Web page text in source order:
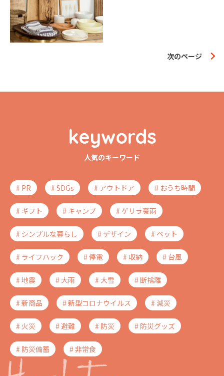
次のページ
keywords
人気のキーワード
# PR # SDGs # アウトドア # おうち時間
# ギフト # キャンプ # ゲリラ豪雨
# シンプルな暮らし # デザイン # ペット
# ライフハック # 停電 # 収納 # 台風
# 地震 # 大雨 # 大雪 # 断捨離
# 新商品 # 新型コロナウイルス # 減災
# 火災 # 避難 # 防災 # 防災グッズ
# 防災備蓄 # 非常食